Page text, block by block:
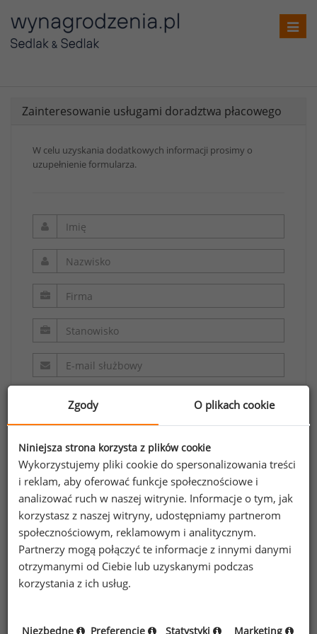
Zainteresowanie usługami doradztwa płacowego
W celu uzyskania dodatkowych informacji prosimy o
uzupełnienie formularza.
Oświadczam, że zapoznałem/zapoznałam się z
regulaminem.
Wyrażam zgodę na przetwarzanie moich
danych osobowych zawartych w formularzu
przez Sedlak&Sedlak sp. z o.o. sp. k. w celu
odpowiedzi na przesłane zapytanie.
informacji na temat przetwarzania
Zgody O plikach cookie
Niniejsza strona korzysta z plików cookie
Wykorzystujemy pliki cookie do spersonalizowania treści
i reklam, aby oferować funkcje społecznościowe i
analizować ruch w naszej witrynie. Informacje o tym, jak
korzystasz z naszej witryny, udostępniamy partnerom
społecznościowym, reklamowym i analitycznym.
Partnerzy mogą połączyć te informacje z innymi danymi
otrzymanymi od Ciebie lub uzyskanymi podczas
korzystania z ich usług.
Niezbędne Preferencje Statystyki Marketing